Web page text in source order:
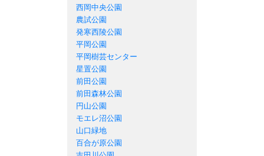
西岡中央公園
農試公園
発寒西陵公園
平岡公園
平岡樹芸センター
星置公園
前田公園
前田森林公園
円山公園
モエレ沼公園
山口緑地
百合が原公園